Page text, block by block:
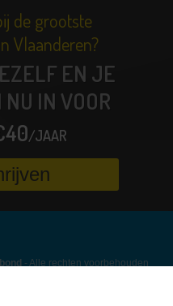
de grootste
Vlaanderen?
EN JE
IN VOOR
/JAAR
- Alle rechten voorbehouden